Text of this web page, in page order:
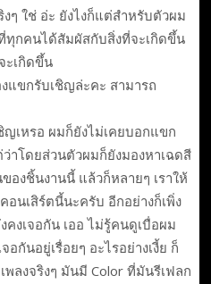
ๆ ใช่ อ่ะ ยังไงก็แต่สำหรับตัวผม
ทุกคนได้สัมผัสกับสิ่งที่จะเกิดขึ้น
ะเกิดขึ้น
แขกรับเชิญล่ะคะ สามารถ
เหรอ ผมก็ยังไม่เคยบอกแขก
าโดยส่วนตัวผมก็ยังมองหาเฉดสี
องชิ้นงานนี้ แล้วก็หลายๆ เราให้
อนเสิร์ตนี้นะครับ อีกอย่างก็เพิ่ง
คงเจอกัน เออ ไม่รู้คนดูเบื่อผม
อกันอยู่เรื่อยๆ อะไรอย่างเงี้ย ก็
พลงจริงๆ มันมี Color ที่มันรีเฟลก